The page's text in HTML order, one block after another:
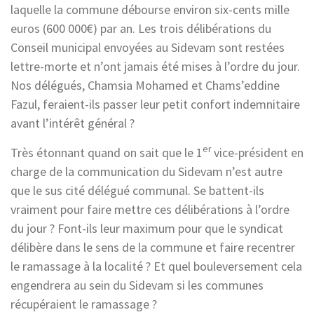
laquelle la commune débourse environ six-cents mille
euros (600 000€) par an. Les trois délibérations du
Conseil municipal envoyées au Sidevam sont restées
lettre-morte et n’ont jamais été mises à l’ordre du jour.
Nos délégués, Chamsia Mohamed et Chams’eddine
Fazul, feraient-ils passer leur petit confort indemnitaire
avant l’intérêt général ?
Très étonnant quand on sait que le 1ervice-président en
charge de la communication du Sidevam n’est autre
que le sus cité délégué communal. Se battent-ils
vraiment pour faire mettre ces délibérations à l’ordre
du jour ? Font-ils leur maximum pour que le syndicat
délibère dans le sens de la commune et faire recentrer
le ramassage à la localité ? Et quel bouleversement cela
engendrera au sein du Sidevam si les communes
récupéraient le ramassage ?